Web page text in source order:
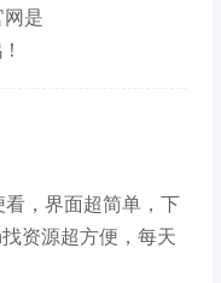
是
，界面超简单，下
资源超方便，每天